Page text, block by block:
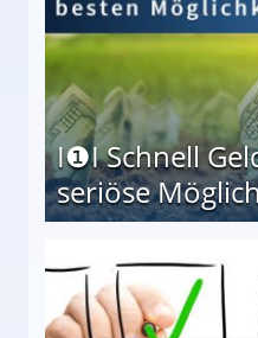
I❶I Schnell
seriöse